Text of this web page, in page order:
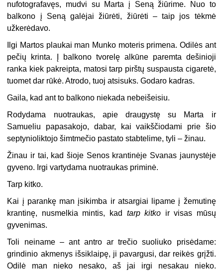
nufotografavęs, mudvi su Marta į Seną žiūrime. Nuo to
balkono į Seną galėjai žiūrėti, žiūrėti – taip jos tėkmė
užkerėdavo.
Ilgi Martos plaukai man Munko moteris primena. Odilės ant
pečių krinta. Į balkono tvorelę alkūne paremta dešinioji
ranka kiek pakreipta, matosi tarp pirštų suspausta cigaretė,
tuomet dar rūkė. Atrodo, tuoj atsisuks. Godaro kadras.
Gaila, kad ant to balkono niekada nebeišeisiu.
Rodydama nuotraukas, apie draugystę su Marta ir
Samueliu papasakojo, dabar, kai vaikščiodami prie šio
septynioliktojo šimtmečio pastato stabtelime, tyli – žinau.
Žinau ir tai, kad šioje Senos krantinėje Svanas jaunystėje
gyveno. Irgi vartydama nuotraukas priminė.
Tarp kitko.
Kai į parankę man įsikimba ir atsargiai lipame į žemutinę
krantinę, nusmelkia mintis, kad tarp kitko ir visas mūsų
gyvenimas.
Toli neiname – ant antro ar trečio suoliuko prisėdame:
grindinio akmenys išsiklaipę, ji pavargusi, dar reikės grįžti.
Odilė man nieko nesako, aš jai irgi nesakau nieko.